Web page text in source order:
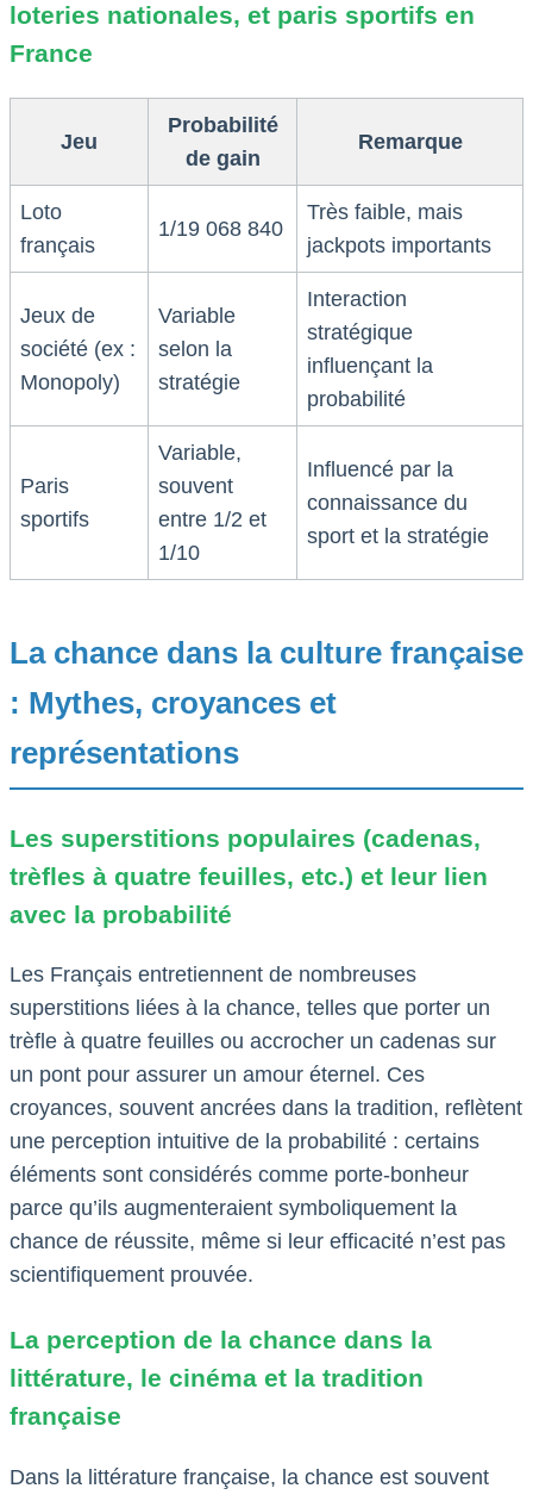
loteries nationales, et paris sportifs en
France
Jeu
Probabilité
de gain
Remarque
Loto
français
1/19 068 840
Très faible, mais
jackpots importants
Jeux de
société (ex :
Monopoly)
Variable
selon la
stratégie
Interaction
stratégique
influençant la
probabilité
Paris
sportifs
Variable,
souvent
entre 1/2 et
1/10
Influencé par la
connaissance du
sport et la stratégie
La chance dans la culture française
: Mythes, croyances et
représentations
Les superstitions populaires (cadenas,
trèfles à quatre feuilles, etc.) et leur lien
avec la probabilité
Les Français entretiennent de nombreuses
superstitions liées à la chance, telles que porter un
trèfle à quatre feuilles ou accrocher un cadenas sur
un pont pour assurer un amour éternel. Ces
croyances, souvent ancrées dans la tradition, reflètent
une perception intuitive de la probabilité : certains
éléments sont considérés comme porte-bonheur
parce qu’ils augmenteraient symboliquement la
chance de réussite, même si leur efficacité n’est pas
scientifiquement prouvée.
La perception de la chance dans la
littérature, le cinéma et la tradition
française
Dans la littérature française, la chance est souvent